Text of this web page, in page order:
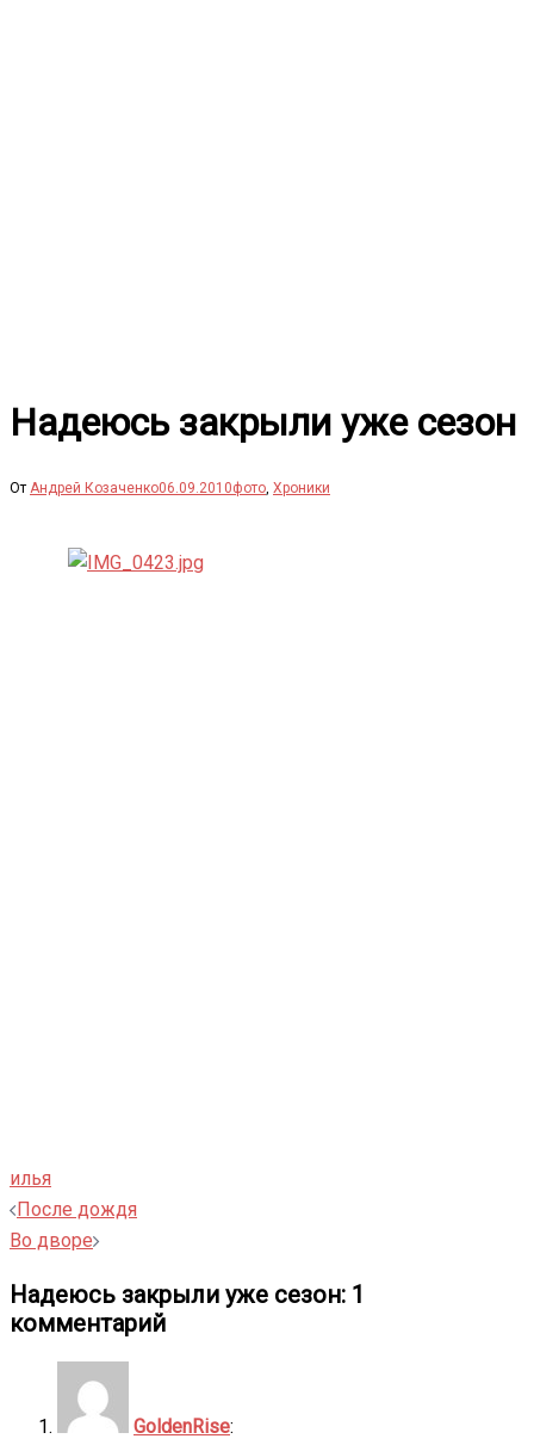
Надеюсь закрыли уже сезон
От Андрей Козаченко06.09.2010фото, Хроники
илья
Навигация
записи
После дождя
Во дворе
Надеюсь закрыли уже сезон: 1
комментарий
GoldenRise: